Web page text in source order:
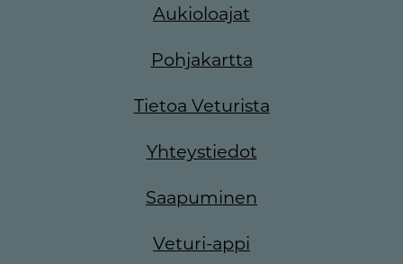
Aukioloajat
Pohjakartta
Tietoa Veturista
Yhteystiedot
Saapuminen
Veturi-appi